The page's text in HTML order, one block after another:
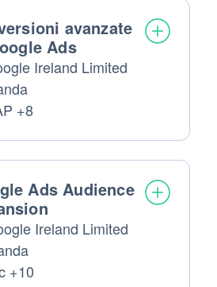
avanzate
Ads
Ireland Limited
del trattamento:
trattati:
+8
Ads Audience
Ireland Limited
del trattamento:
trattati:
+10